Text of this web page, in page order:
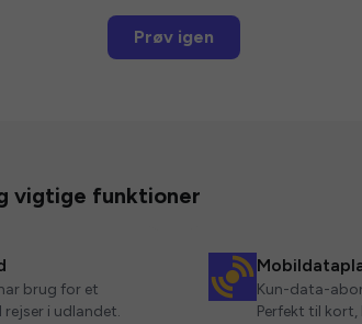
Prøv igen
vigtige funktioner
brug for et
rejser i udlandet.
Kun-data-
Perfekt til